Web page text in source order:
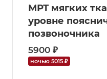
МРТ мягких
уровне
позвоночника
5900 ₽
ночью 5015 ₽